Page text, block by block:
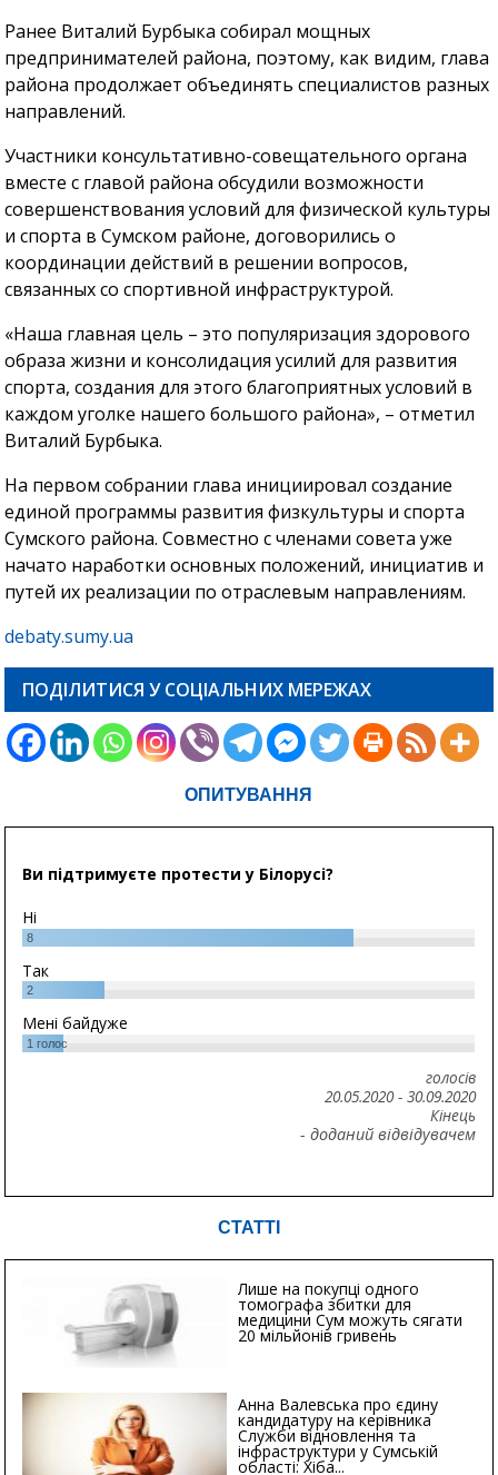
Ранее Виталий Бурбыка собирал мощных
предпринимателей района, поэтому, как видим, глава
района продолжает объединять специалистов разных
направлений.
Участники консультативно-совещательного органа
вместе с главой района обсудили возможности
совершенствования условий для физической культуры
и спорта в Сумском районе, договорились о
координации действий в решении вопросов,
связанных со спортивной инфраструктурой.
«Наша главная цель – это популяризация здорового
образа жизни и консолидация усилий для развития
спорта, создания для этого благоприятных условий в
каждом уголке нашего большого района», – отметил
Виталий Бурбыка.
На первом собрании глава инициировал создание
единой программы развития физкультуры и спорта
Сумского района. Совместно с членами совета уже
начато наработки основных положений, инициатив и
путей их реализации по отраслевым направлениям.
debaty.sumy.ua
ПОДІЛИТИСЯ У СОЦІАЛЬНИХ МЕРЕЖАХ
ОПИТУВАННЯ
Ви підтримуєте протести у Білорусі?
Ні
8
Так
2
Мені байдуже
1 голос
голосів
20.05.2020- 30.09.2020
Кінець
- доданий відвідувачем
СТАТТІ
Лише на покупці одного
томографа збитки для
медицини Сум можуть сягати
20 мільйонів гривень
Анна Валевська про єдину
кандидатуру на керівника
Служби відновлення та
інфраструктури у Сумській
області: Хіба...